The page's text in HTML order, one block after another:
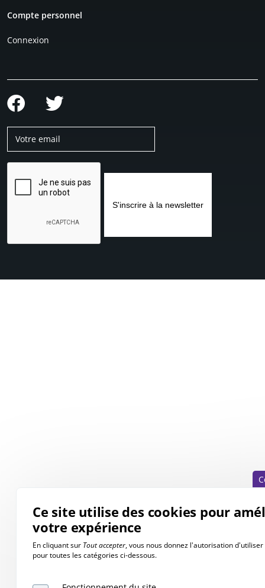
Compte personnel
Connexion
Ce site utilise des cookies pour
votre expérience
En cliquant sur Tout accepter, vous nous donnez l'autorisation d'utiliser
pour toutes les catégories ci-dessous.